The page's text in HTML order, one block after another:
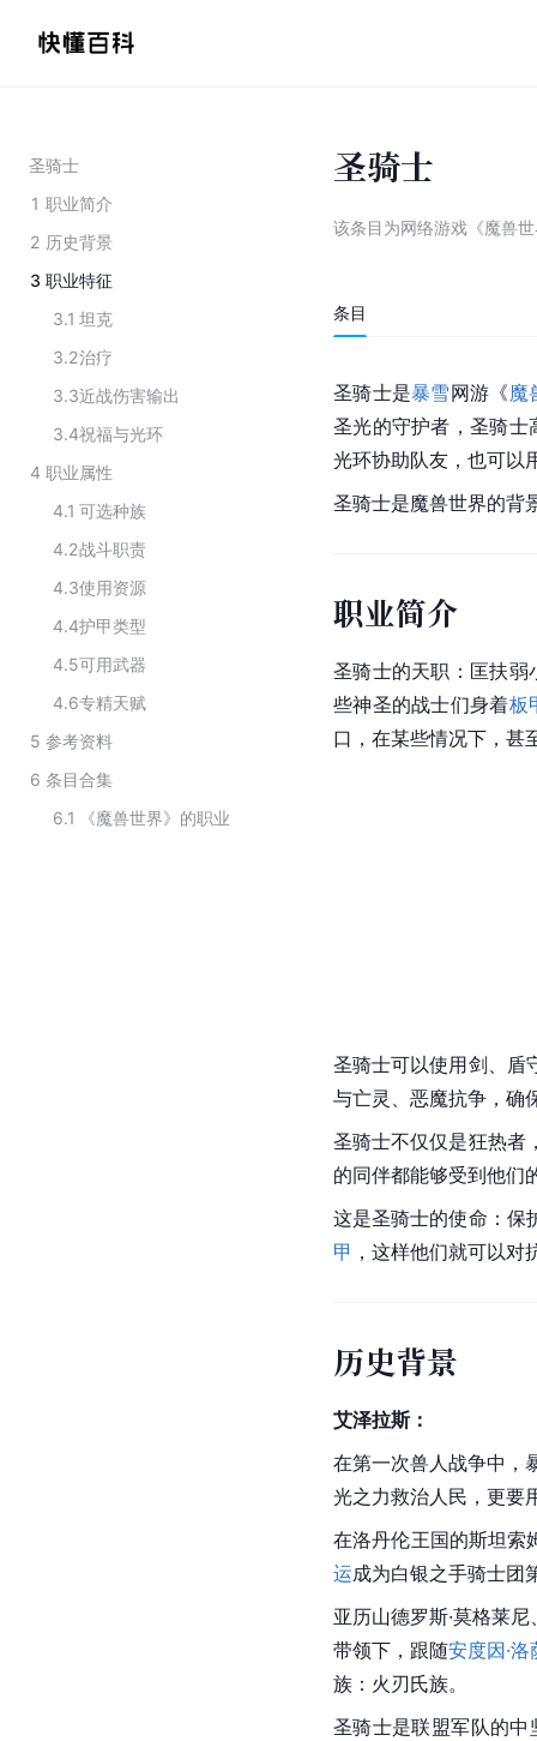
圣骑士
1 职业简介
2 历史背景
3 职业特征
3.1 坦克
3.2治疗
3.3近战伤害输出
3.4祝福与光环
4 职业属性
4.1 可选种族
4.2战斗职责
4.3使用资源
4.4护甲类型
4.5可用武器
4.6专精天赋
5 参考资料
6 条目合集
6.1
《魔兽世界》的职业
圣骑士
该条目为网络游戏《魔兽
条目
圣骑士是暴雪网游《魔
圣光的守护者，圣骑士
光环协助队友，也可以
圣骑士是魔兽世界的背
职业简介
圣骑士的天职：匡扶弱
些神圣的战士们身着板
口，在某些情况下，甚
圣骑士可以使用剑、盾
与亡灵
、恶魔抗争，
圣骑士不仅仅是狂热者
的同伴都能够受到他们
这是圣骑士的使命：保
甲 ，这样他们就可以
历史背景
艾泽拉斯：
在第一次兽人战争中，
光之力救治人民，更要
在洛丹伦王国的斯坦索
运成为白银之手骑士团
亚历山德罗斯·莫格莱尼
带领下，跟随安度因·洛
族：火刃氏族。
圣骑士是联盟军队的